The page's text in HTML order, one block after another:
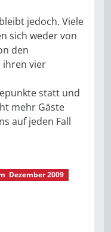
jedoch. Viele
sich weder von
den
ihren vier
statt und
mehr Gäste
auf jeden Fall
Dezember 2009